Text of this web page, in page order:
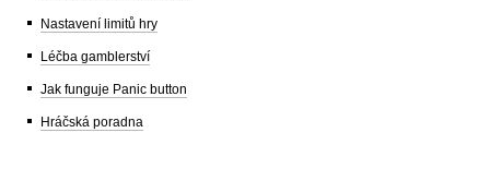
Nastavení limitů hry
Léčba gamblerství
Jak funguje Panic button
Hráčská poradna